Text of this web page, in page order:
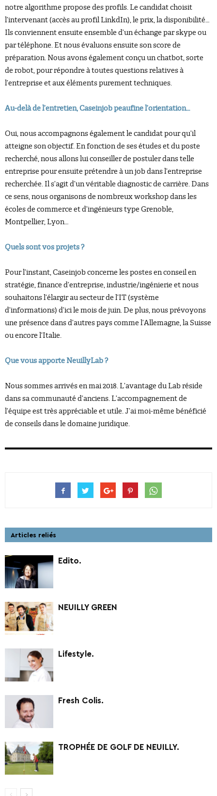
notre algorithme propose des profils. Le candidat choisit
l’intervenant (accès au profil LinkdIn), le prix, la disponibilité…
Ils conviennent ensuite ensemble d’un échange par skype ou
par téléphone. Et nous évaluons ensuite son score de
préparation. Nous avons également conçu un chatbot, sorte
de robot, pour répondre à toutes questions relatives à
l’entreprise et aux éléments purement techniques.
Au-delà de l’entretien, Caseinjob peaufine l’orientation…
Oui, nous accompagnons également le candidat pour qu’il
atteigne son objectif. En fonction de ses études et du poste
recherché, nous allons lui conseiller de postuler dans telle
entreprise pour ensuite prétendre à un job dans l’entreprise
recherchée. Il s’agit d’un véritable diagnostic de carrière. Dans
ce sens, nous organisons de nombreux workshop dans les
écoles de commerce et d’ingénieurs type Grenoble,
Montpellier, Lyon…
Quels sont vos projets ?
Pour l’instant, Caseinjob concerne les postes en conseil en
stratégie, finance d’entreprise, industrie/ingénierie et nous
souhaitons l’élargir au secteur de l’IT (système
d’informations) d’ici le mois de juin. De plus, nous prévoyons
une présence dans d’autres pays comme l’Allemagne, la Suisse
ou encore l’Italie.
Que vous apporte NeuillyLab?
Nous sommes arrivés en mai 2018. L’avantage du Lab réside
dans sa communauté d’anciens. L’accompagnement de
l’équipe est très appréciable et utile. J’ai moi-même bénéficié
de conseils dans le domaine juridique.
Articles reliés
Edito.
NEUILLY GREEN
Lifestyle.
Fresh Colis.
TROPHÉE DE GOLF DE NEUILLY.